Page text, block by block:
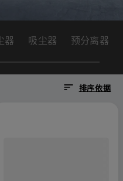
器 吸尘器 预分离器
排序依据